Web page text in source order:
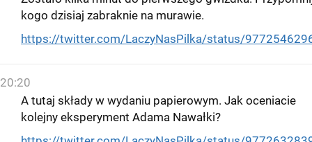
kogo dzisiaj zabraknie na murawie.
https://twitter.com/LaczyNasPilka/status/
20:20
A tutaj składy w wydaniu papierowym. Jak oceniacie
kolejny eksperyment Adama Nawałki?